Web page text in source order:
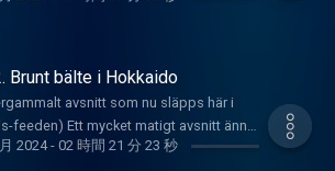
och nya när de kommer kan du göra
69 kr i månaden
underproduktion.se/mgp
dig
Ungern och Slovakien, Gen Z's
samt Japans äckliga bögfestival.
Låt är en slutning av Munmans-
som gästas av mun-disciplen Lars
Constructive Critique delas ut till
lyssnare där ute. Grabbarna går
manifest och går sen över till mycket
snack om kortväxta statschefer och
Brunt bälte i Hokkaido
avsnitt som nu släpps här i
feeden) Ett mycket matigt avsnitt ännu
från podcasten The Musicians
2024- 02 時間 21 分 23 秒